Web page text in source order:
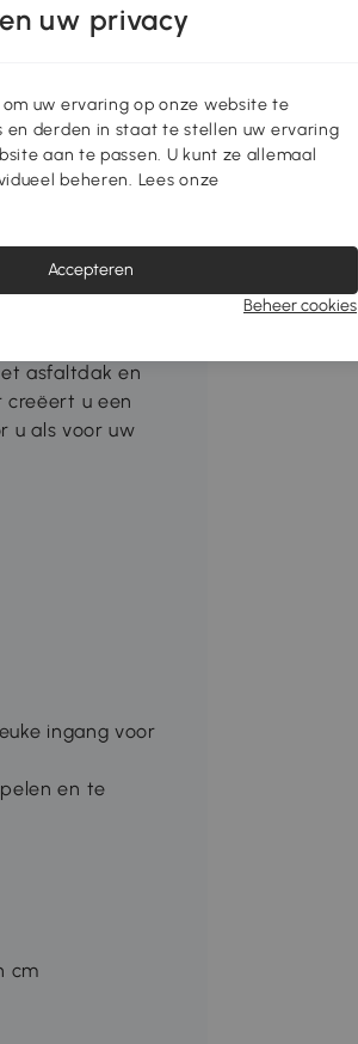
kattenhuis voor
springplatforms
De
asfaltdak en
u een
u als voor uw
ingang voor
en te
cm
uw privacy
om uw ervaring op onze website te
en derden in staat te stellen uw ervaring
aan te passen. U kunt ze allemaal
beheren. Lees onze
Accepteren
Beheer cookies